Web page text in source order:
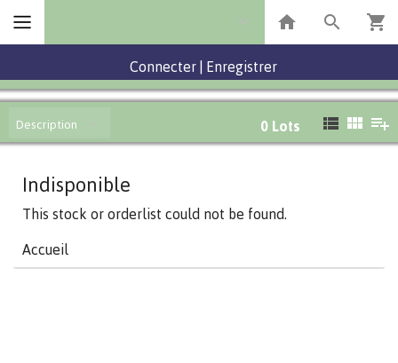
Connecter Enregistrer
Description 0 Lots
Indisponible
This stock or orderlist could not be found.
Accueil